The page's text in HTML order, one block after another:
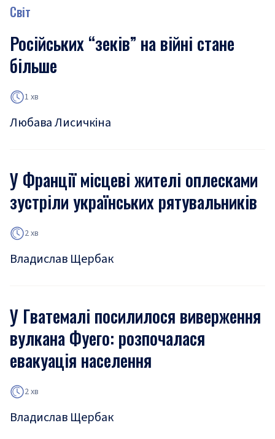
Світ
Російських “зеків” на війні стане
більше
1 хв
Любава Лисичкіна
У Франції місцеві жителі оплесками
зустріли українських рятувальників
2 хв
Владислав Щербак
У Гватемалі посилилося виверження
вулкана Фуего: розпочалася
евакуація населення
2 хв
Владислав Щербак